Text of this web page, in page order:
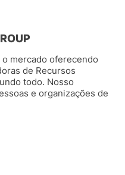
o mercado oferecendo
de Recursos
todo. Nosso
e organizações de